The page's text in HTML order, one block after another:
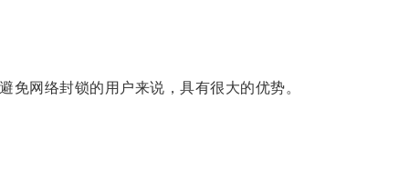
网络封锁的用户来说，具有很大的优势。